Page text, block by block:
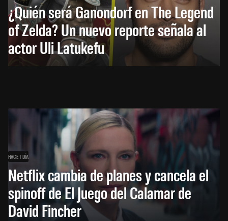
¿Quién será Ganondorf en The Legend
of Zelda? Un nuevo reporte señala al
actor Uli Latukefu
HACE 1 DÍA
Netflix cambia de planes y cancela el
spinoff de El Juego del Calamar de
David Fincher